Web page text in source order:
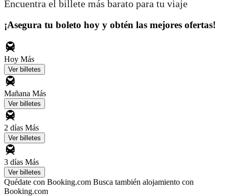
Encuentra el billete más barato para tu viaje
¡Asegura tu boleto hoy y obtén las mejores ofertas!
Hoy Más
Ver billetes
Mañana Más
Ver billetes
2 días Más
Ver billetes
3 días Más
Ver billetes
Quédate con Booking.com Busca también alojamiento con
Booking.com